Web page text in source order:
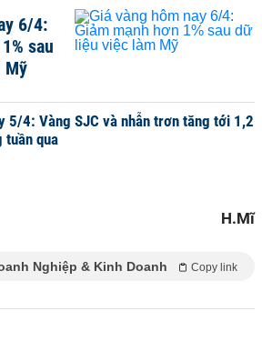
6/4:
sau
Mỹ
5/4: Vàng SJC và nhẫn trơn tăng tới 1,2
qua
H.Mĩ
Nghiệp & Kinh Doanh Copy link